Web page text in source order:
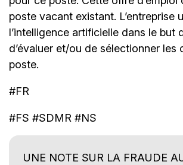
poste vacant existant. L’entreprise
l’intelligence artificielle dans le but
d’évaluer et/ou de sélectionner les
poste.
#FR
#FS #SDMR #NS
UNE NOTE SUR LA FRAUDE